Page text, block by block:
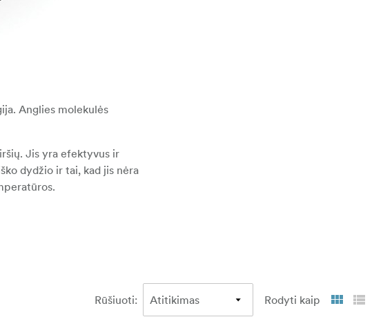
Anglies molekulės
Jis yra efektyvus ir
dydžio ir tai, kad jis nėra
Rūšiuoti: Rodyti kaip